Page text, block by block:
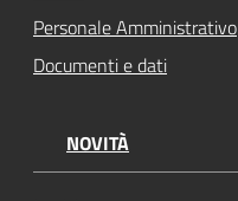
Personale Amministrativo
Documenti e dati
NOVITÀ